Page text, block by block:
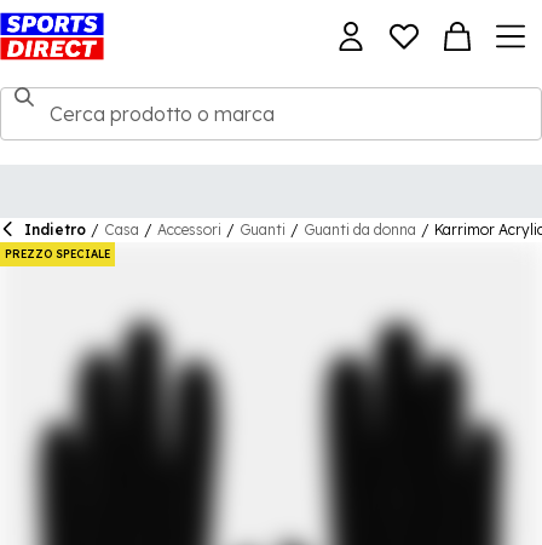
Indietro / Casa / Accessori / Guanti / Guanti da donna / Karrimor
PREZZO SPECIALE